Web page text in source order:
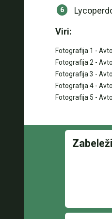
Viri:
Fotografija 1 -
Fotografija 2 -
Fotografija 3 -
Fotografija 4 -
Fotografija 5 -